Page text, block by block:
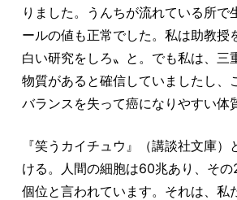
りました。うんちが流れている所
ールの値も正常でした。私は助教
白い研究をしろ〟と。でも私は、
物質があると確信していましたし
バランスを失って癌になりやすい体
『笑うカイチュウ』（講談社文庫
ける。人間の細胞は60兆あり、そ
個位と言われています。それは、